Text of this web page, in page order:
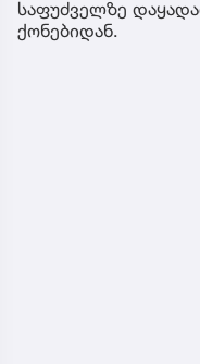
საფუძველზე
ქონებიდან.